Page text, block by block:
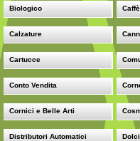
Biologico
Calzature
Cartucce
Conto Vendita
Cornici e Belle Arti
Distributori Automatici